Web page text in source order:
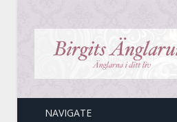
NAVIGATE